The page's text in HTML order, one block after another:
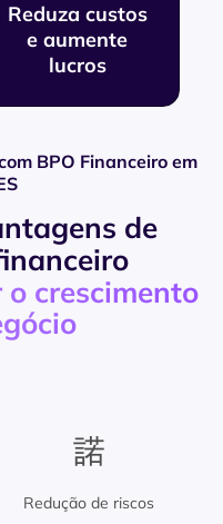
Reduza custos
e aumente
lucros
BPO Financeiro em
de
crescimento
Redução de riscos